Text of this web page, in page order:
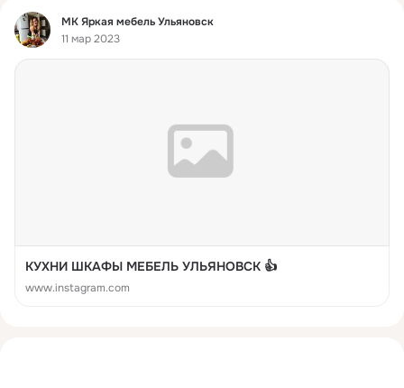
Фид
МК Яркая мебель Ульяновск
11 мар 2023
КУХНИ ШКАФЫ МЕБЕЛЬ УЛЬЯНОВСК 👍
www.instagram.com